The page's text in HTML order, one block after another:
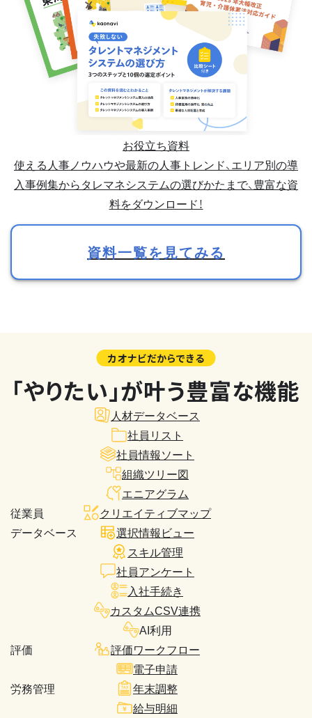
お役立ち資料
使える人事ノウハウや最新の人事トレンド、エリア別の導
入事例集からタレマネシステムの選びかたまで、豊富な資
料をダウンロード！
資料一覧を見てみる
カオナビだからできる
「やりたい」が叶う豊富な機能
従業員
データベース
人材データベース
社員リスト
社員情報ソート
組織ツリー図
エニアグラム
クリエイティブマップ
選択情報ビュー
スキル管理
社員アンケート
入社手続き
カスタムCSV連携
AI利用
評価
評価ワークフロー
労務管理
電子申請
年末調整
給与明細